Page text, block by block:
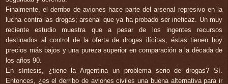
Finalmente, el derribo de aviones hace parte del arsenal represivo en la
lucha contra las drogas; arsenal que ya ha probado ser ineficaz. Un muy
reciente estudio muestra que a pesar de los ingentes recursos
destinados al control de la oferta de drogas ilícitas, éstas tienen hoy
precios más bajos y una pureza superior en comparación a la década de
los años 90.
En síntesis, ¿tiene la Argentina un problema serio de drogas? Sí.
Entonces, ¿es el derribo de aviones civiles una buena alternativa para ir